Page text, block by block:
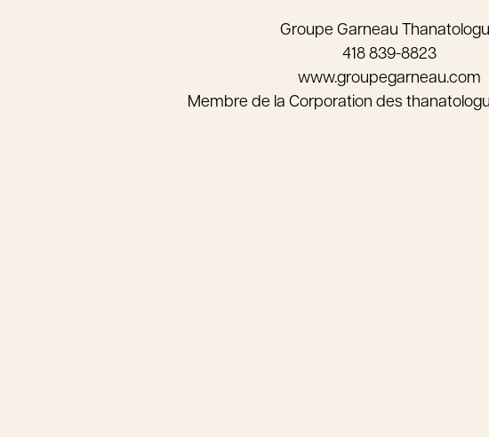
Groupe Garneau
418 839-8823
www.groupegarneau.com
Membre de la Corporation des